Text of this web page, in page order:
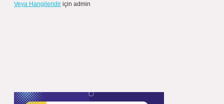
Veya Hangileridir için admin